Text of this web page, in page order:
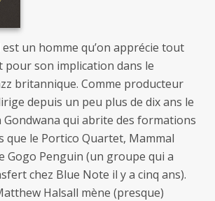
un homme qu’on apprécie tout
pour son implication dans le
britannique. Comme producteur
depuis un peu plus de dix ans le
Gondwana qui abrite des formations
que le Portico Quartet, Mammal
Gogo Penguin (un groupe qui a
chez Blue Note il y a cinq ans).
Halsall mène (presque)